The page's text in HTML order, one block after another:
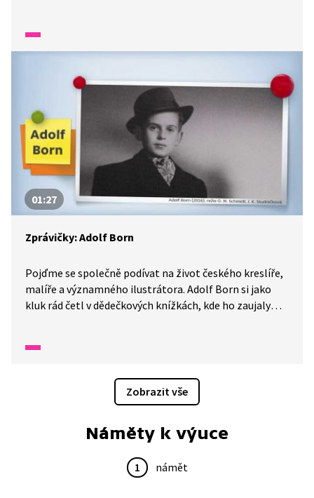
malovaného pozadí a ultrafánových loutek
vytvořených technikou podmalby.
01:27
Zprávičky: Adolf Born
Pojďme se společně podívat na život českého kreslíře,
malíře a významného ilustrátora. Adolf Born si jako
kluk rád četl v dědečkových knížkách, kde ho zaujaly
ilustroval známé příběhy Pipi Dlouhé punčochy,
Zobrazit vše
Náměty k výuce
1 námět